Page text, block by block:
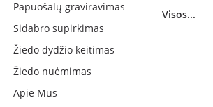
Papuošalų graviravimas
Sidabro supirkimas
Žiedo dydžio keitimas
Žiedo nuėmimas
Apie Mus
Visos...